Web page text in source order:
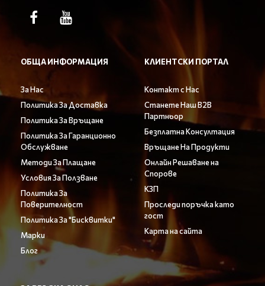
ОБЩА ИНФОРМАЦИЯ
За Нас
Политика За Доставка
Политика За Връщане
Политика За Гаранционно
Обслужване
Методи За Плащане
Условия За Ползване
Политика За
Поверителност
Политика За "Бисквитки"
Марки
Блог
КЛИЕНТСКИ ПОРТАЛ
Контакт с Нас
Станете Наш B2B
Партньор
Безплатна Консултация
Връщане На Продукти
Онлайн Решаване на
Спорове
КЗП
Проследи поръчка като
гост
Карта на сайта